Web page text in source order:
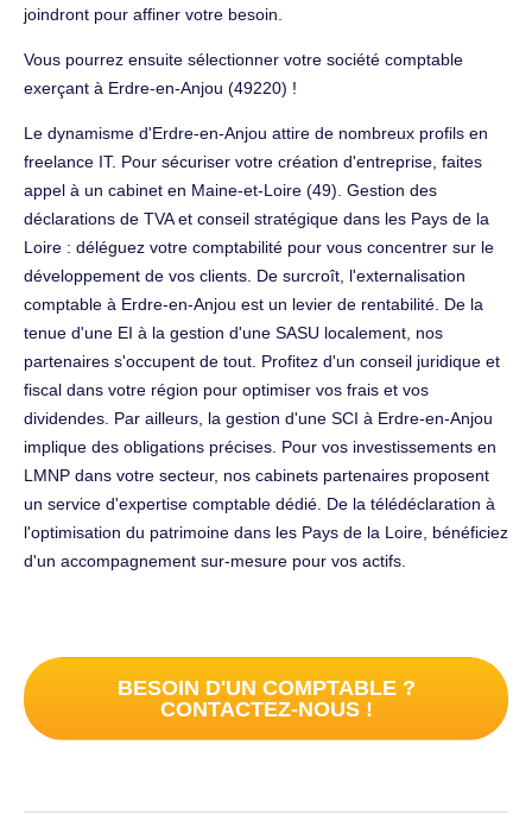
joindront pour affiner votre besoin.
Vous pourrez ensuite sélectionner votre société comptable
exerçant à Erdre-en-Anjou (49220) !
Le dynamisme d'Erdre-en-Anjou attire de nombreux profils en
freelance IT. Pour sécuriser votre création d'entreprise, faites
appel à un cabinet en Maine-et-Loire (49). Gestion des
déclarations de TVA et conseil stratégique dans les Pays de la
Loire : déléguez votre comptabilité pour vous concentrer sur le
développement de vos clients. De surcroît, l'externalisation
comptable à Erdre-en-Anjou est un levier de rentabilité. De la
tenue d'une EI à la gestion d'une SASU localement, nos
partenaires s'occupent de tout. Profitez d'un conseil juridique et
fiscal dans votre région pour optimiser vos frais et vos
dividendes. Par ailleurs, la gestion d'une SCI à Erdre-en-Anjou
implique des obligations précises. Pour vos investissements en
LMNP dans votre secteur, nos cabinets partenaires proposent
un service d'expertise comptable dédié. De la télédéclaration à
l'optimisation du patrimoine dans les Pays de la Loire, bénéficiez
d'un accompagnement sur-mesure pour vos actifs.
BESOIN D'UN COMPTABLE ?
CONTACTEZ-NOUS !